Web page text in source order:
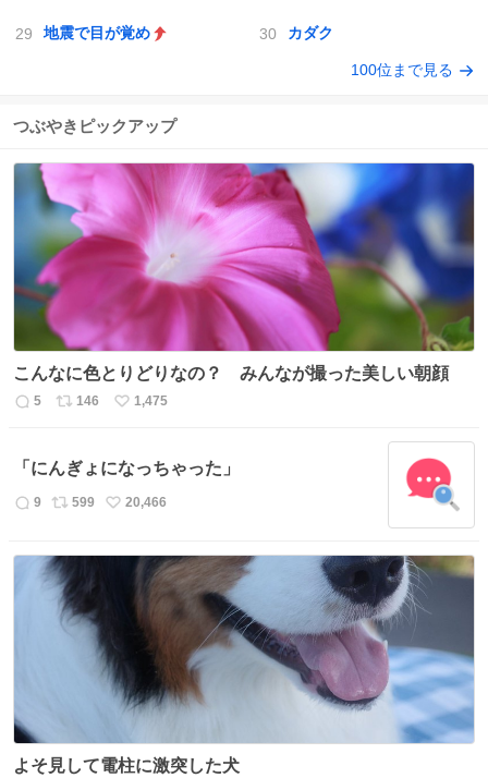
地震で目が覚め カダク
100位まで見る
つぶやきピックアップ
こんなに色とりどりなの？ みんなが撮った美しい朝顔
返
数
5
リ
ス
ト
数
146
い
ね
数
1,475
「にんぎょになっちゃった」
返
数
9
リ
ス
ト
数
599
い
ね
20,466
よそ見して電柱に激突した犬